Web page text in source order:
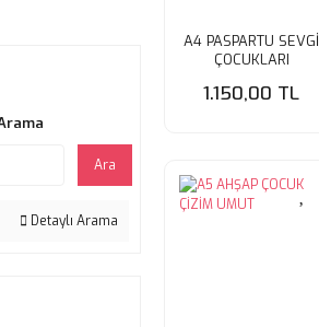
Ara
Detaylı Arama
A4 PASPARTU SEVGİ
ÇOCUKLARI
1.150,00 TL